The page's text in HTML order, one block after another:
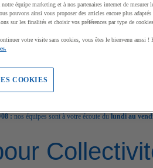
: nos équipes sont à votre écoute du lundi au
équipe marketing et à nos partenaires internet de mesurer
pouvons ainsi vous proposer des articles encore plus
sur les finalités et choisir vos préférences par type de
votre visite sans cookies, vous êtes le bienvenu aussi
COOKIES